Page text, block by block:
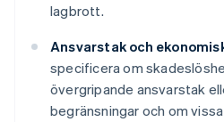
lagbrott.
Ansvarstak och
specificera om
övergripande ansvarstak
begränsningar och om